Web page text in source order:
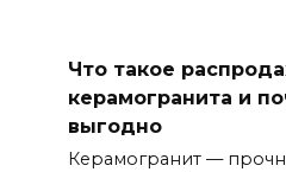
Что такое
керамогранита и
выгодно
Керамогранит —